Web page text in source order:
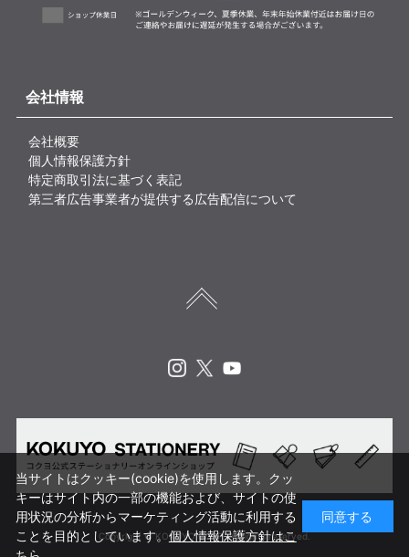
会社情報
会社概要
個人情報保護方針
特定商取引法に基づく表記
第三者広告事業者が提供する広告配信について
Copyright © KOKUYO CORP. All rights reserved.
当サイトはクッキー(cookie)を使用します。クッ
キーはサイト内の一部の機能および、サイトの使
用状況の分析からマーケティング活動に利用する
ことを目的としています。個人情報保護方針はこ
同意する